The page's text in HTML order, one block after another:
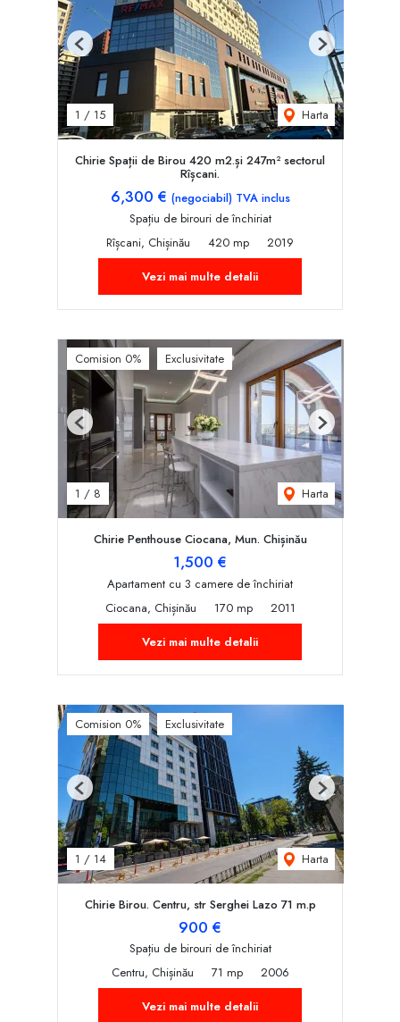
1 / 15 Harta
Previous Next
Chirie Spații de Birou 420 m2.și 247m² sectorul
Rîșcani.
6,300 € (negociabil) TVA inclus
Spațiu de birouri de închiriat
Rîșcani, Chișinău
420 mp
2019
Vezi mai multe detalii
Comision 0% Exclusivitate
1 / 8 Harta
Previous Next
Chirie Penthouse Ciocana, Mun. Chișinău
1,500 €
Apartament cu 3 camere de închiriat
Ciocana, Chișinău
170 mp
2011
Vezi mai multe detalii
Comision 0% Exclusivitate
1 / 14 Harta
Previous Next
Chirie Birou. Centru, str Serghei Lazo 71 m.p
900 €
Spațiu de birouri de închiriat
Centru, Chișinău
71 mp
2006
Vezi mai multe detalii